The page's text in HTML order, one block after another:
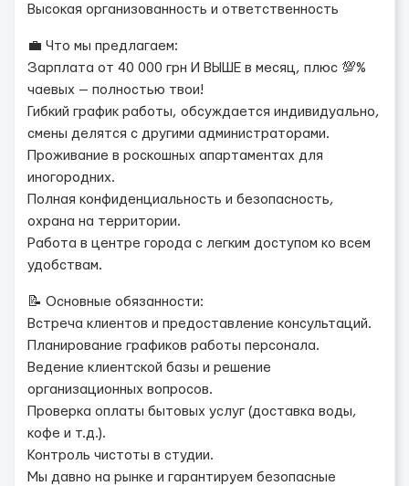
Высокая организованность и ответственность
💼 Что мы предлагаем:
Зарплата от 40 000 грн И ВЫШЕ в месяц, плюс 💯%
чаевых — полностью твои!
Гибкий график работы, обсуждается индивидуально,
смены делятся с другими администраторами.
Проживание в роскошных апартаментах для
иногородних.
Полная конфиденциальность и безопасность,
охрана на территории.
Работа в центре города с легким доступом ко всем
удобствам.
📝 Основные обязанности:
Встреча клиентов и предоставление консультаций.
Планирование графиков работы персонала.
Ведение клиентской базы и решение
организационных вопросов.
Проверка оплаты бытовых услуг (доставка воды,
кофе и т.д.).
Контроль чистоты в студии.
Мы давно на рынке и гарантируем безопасные